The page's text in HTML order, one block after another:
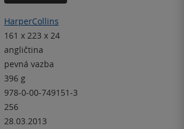
HarperCollins
161 x 223 x 24
angličtina
pevná vazba
396 g
978-0-00-749151-3
256
28.03.2013